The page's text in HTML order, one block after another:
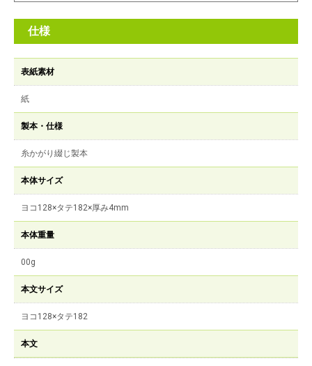
仕様
表紙素材
紙
製本・仕様
糸かがり綴じ製本
本体サイズ
ヨコ128×タテ182×厚み4mm
本体重量
00g
本文サイズ
ヨコ128×タテ182
本文